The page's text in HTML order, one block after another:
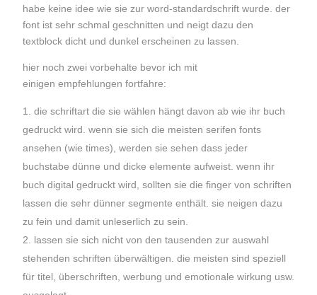
habe keine idee wie sie zur word-standardschrift wurde. der
font ist sehr schmal geschnitten und neigt dazu den
textblock dicht und dunkel erscheinen zu lassen.
hier noch zwei vorbehalte bevor ich mit
einigen empfehlungen fortfahre:
die schriftart die sie wählen hängt davon ab wie ihr buch
gedruckt wird. wenn sie sich die meisten serifen fonts
ansehen (wie times), werden sie sehen dass jeder
buchstabe dünne und dicke elemente aufweist. wenn ihr
buch digital gedruckt wird, sollten sie die finger von schriften
lassen die sehr dünner segmente enthält. sie neigen dazu
zu fein und damit unleserlich zu sein.
lassen sie sich nicht von den tausenden zur auswahl
stehenden schriften überwältigen. die meisten sind speziell
für titel, überschriften, werbung und emotionale wirkung usw.